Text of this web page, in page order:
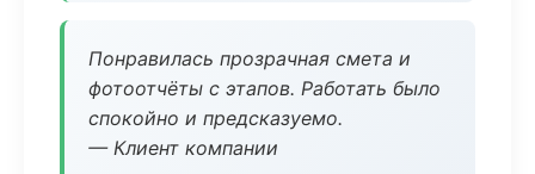
Понравилась прозрачная смета и
фотоотчёты с этапов. Работать было
спокойно и предсказуемо.
— Клиент компании